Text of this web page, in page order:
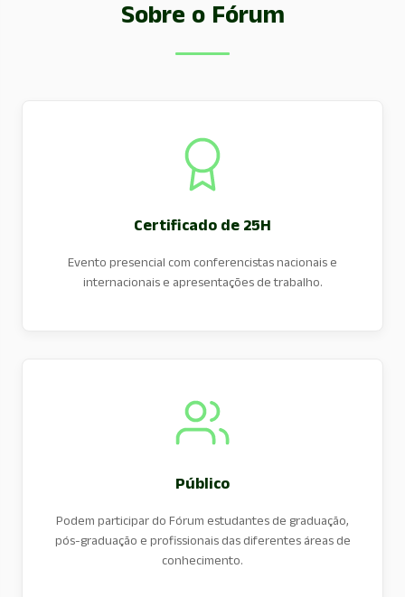
Sobre o Fórum
Certificado de 25H
Evento presencial com conferencistas nacionais e
internacionais e apresentações de trabalho.
Público
Podem participar do Fórum estudantes de graduação,
pós-graduação e profissionais das diferentes áreas de
conhecimento.